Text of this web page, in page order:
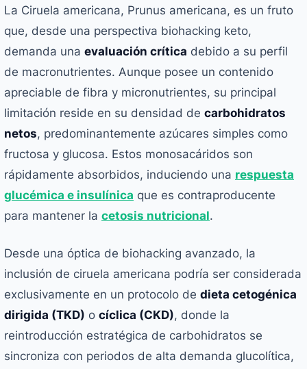
La Ciruela americana, Prunus americana, es un fruto
que, desde una perspectiva biohacking keto,
demanda una evaluación crítica debido a su perfil
de macronutrientes. Aunque posee un contenido
apreciable de fibra y micronutrientes, su principal
limitación reside en su densidad de carbohidratos
netos, predominantemente azúcares simples como
fructosa y glucosa. Estos monosacáridos son
rápidamente absorbidos, induciendo una respuesta
glucémica e insulínica que es contraproducente
para mantener la cetosis nutricional.
Desde una óptica de biohacking avanzado, la
inclusión de ciruela americana podría ser considerada
exclusivamente en un protocolo de dieta cetogénica
dirigida (TKD) o cíclica (CKD), donde la
reintroducción estratégica de carbohidratos se
sincroniza con periodos de alta demanda glucolítica,